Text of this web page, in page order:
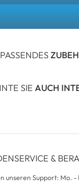
PASSENDES
SIE AUCH
&
unseren Support: Mo. -